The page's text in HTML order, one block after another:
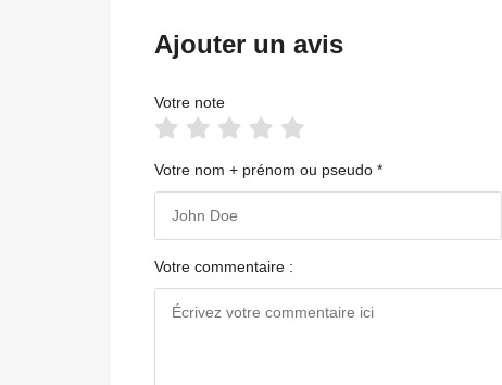
Ajouter un avis
Votre note
Votre nom + prénom ou pseudo *
Votre commentaire :